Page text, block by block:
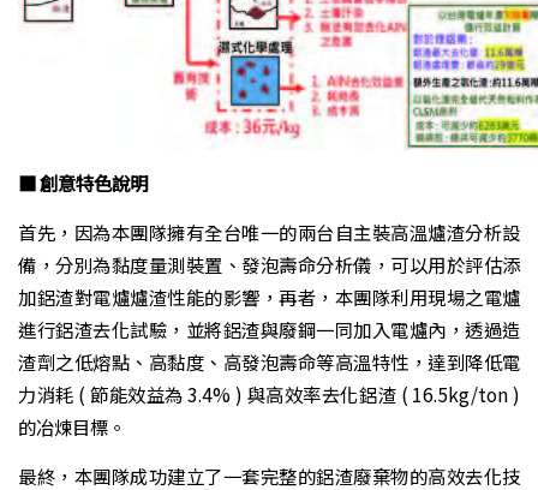
■ 創意特色說明
首先，因為本團隊擁有全台唯一的兩台自主裝高溫爐渣分析設
備，分別為黏度量測裝置、發泡壽命分析儀，可以用於評估添
加鋁渣對電爐爐渣性能的影響，再者，本團隊利用現場之電爐
進行鋁渣去化試驗，並將鋁渣與廢鋼一同加入電爐內，透過造
渣劑之低熔點、高黏度、高發泡壽命等高溫特性，達到降低電
力消耗 ( 節能效益為 3.4% ) 與高效率去化鋁渣 ( 16.5kg/ton )
的冶煉目標。
最終，本團隊成功建立了一套完整的鋁渣廢棄物的高效去化技